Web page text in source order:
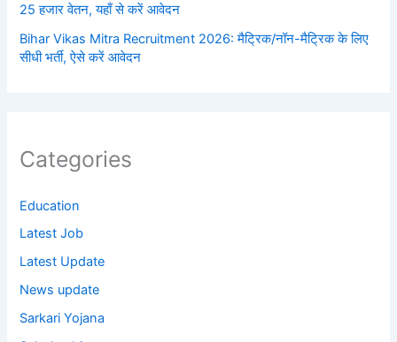
25 हजार वेतन, यहाँ से करें आवेदन
Bihar Vikas Mitra Recruitment 2026: मैट्रिक/नॉन-मैट्रिक के लिए
सीधी भर्ती, ऐसे करें आवेदन
Categories
Education
Latest Job
Latest Update
News update
Sarkari Yojana